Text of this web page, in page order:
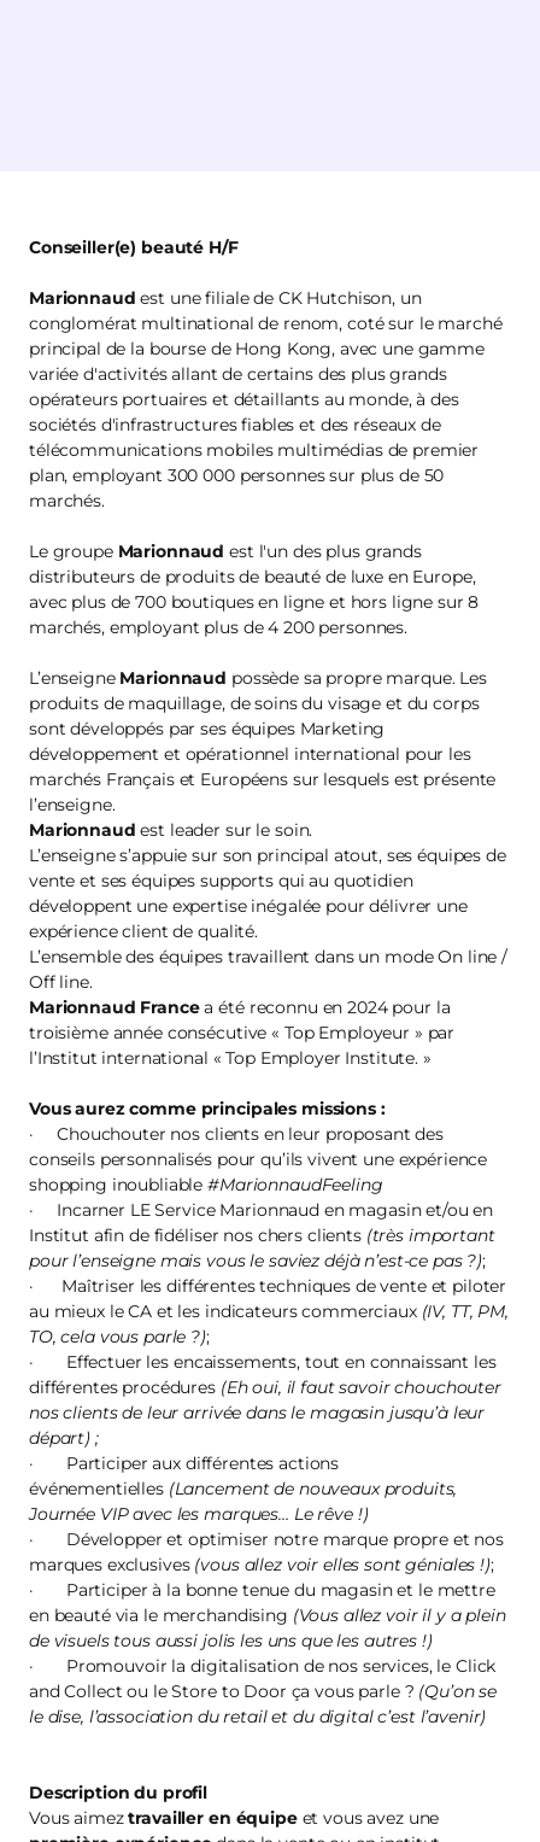
Conseiller(e) beauté H/F
Marionnaud est une filiale de CK Hutchison, un
conglomérat multinational de renom, coté sur le marché
principal de la bourse de Hong Kong, avec une gamme
variée d'activités allant de certains des plus grands
opérateurs portuaires et détaillants au monde, à des
sociétés d'infrastructures fiables et des réseaux de
télécommunications mobiles multimédias de premier
plan, employant 300 000 personnes sur plus de 50
marchés.
Le groupe Marionnaud est l'un des plus grands
distributeurs de produits de beauté de luxe en Europe,
avec plus de 700 boutiques en ligne et hors ligne sur 8
marchés, employant plus de 4 200 personnes.
L’enseigne Marionnaud possède sa propre marque. Les
produits de maquillage, de soins du visage et du corps
sont développés par ses équipes Marketing
développement et opérationnel international pour les
marchés Français et Européens sur lesquels est présente
l’enseigne.
Marionnaud est leader sur le soin.
L’enseigne s’appuie sur son principal atout, ses équipes de
vente et ses équipes supports qui au quotidien
développent une expertise inégalée pour délivrer une
expérience client de qualité.
L’ensemble des équipes travaillent dans un mode On line /
Off line.
Marionnaud Francea été reconnu en 2024 pour la
troisième année consécutive « Top Employeur » par
l’Institut international « Top Employer Institute. »
Vous aurez comme principales missions :
· Chouchouter nos clients en leur proposant des
conseils personnalisés pour qu’ils vivent une expérience
shopping inoubliable#MarionnaudFeeling
· Incarner LE Service Marionnaud en magasin et/ou en
Institut afin de fidéliser nos chers clients (très important
pour l’enseigne mais vous le saviez déjà n’est-ce pas ?);
· Maîtriser les différentes techniques de vente et piloter
au mieux le CA et les indicateurs commerciaux (IV, TT, PM,
TO, cela vous parle ?);
· Effectuer les encaissements, tout en connaissant les
différentes procédures (Eh oui, il faut savoir chouchouter
nos clients de leur arrivée dans le magasin jusqu’à leur
départ) ;
· Participer aux différentes actions
événementielles (Lancement de nouveaux produits,
Journée VIP avec les marques… Le rêve !)
· Développer et optimiser notre marque propre et nos
marques exclusives (vous allez voir elles sont géniales !);
· Participer à la bonne tenue du magasin et le mettre
en beauté via le merchandising (Vous allez voir il y a plein
de visuels tous aussi jolis les uns que les autres !)
· Promouvoir la digitalisation de nos services, le Click
and Collect ou le Store to Door ça vous parle ? (Qu’on se
le dise, l’association du retail et du digital c’est l’avenir)
Description du profil
Vous aimeztravailler en équipe et vous avez une